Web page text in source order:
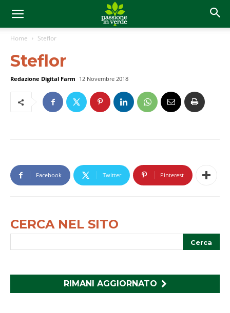
Home Steflor
Steflor
Redazione Digital Farm 12 Novembre 2018
Facebook Twitter Pinterest
CERCA NEL SITO
RIMANI AGGIORNATO